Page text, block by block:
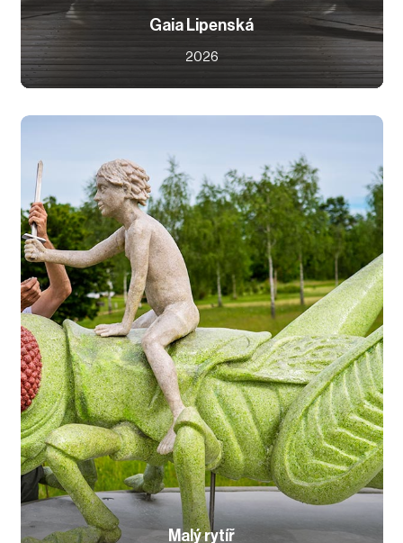
Gaia Lipenská
2026
Malý rytíř